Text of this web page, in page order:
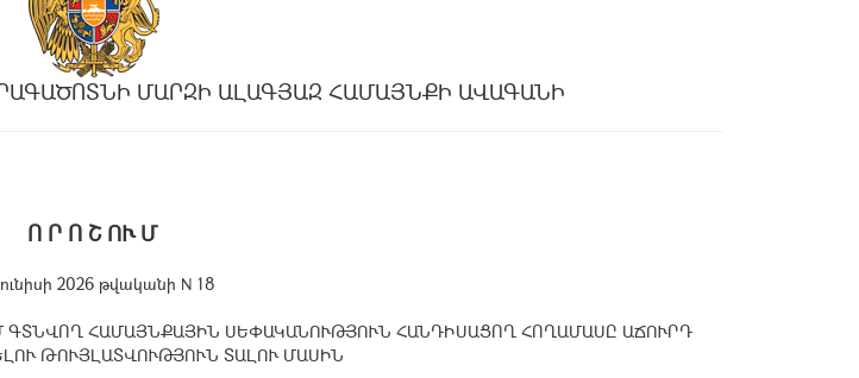
ՄԱՐԶԻ ԱԼԱԳՅԱԶ ՀԱՄԱՅՆՔԻ ԱՎԱԳԱՆԻ
Ո Ր Ո Շ ՈՒ Մ
2026 թվականի N 18
ՀԱՄԱՅՆՔԱՅԻՆ ՍԵՓԱԿԱՆՈՒԹՅՈՒՆ ՀԱՆԴԻՍԱՑՈՂ ՀՈՂԱՄԱՍԸ ԱՃՈՒՐԴ
ԹՈՒՅԼԱՏՎՈՒԹՅՈՒՆ ՏԱԼՈՒ ՄԱՍԻՆ